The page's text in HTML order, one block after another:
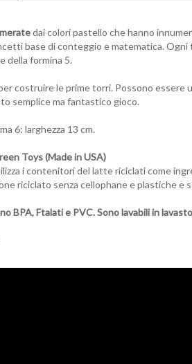
dai colori pastello che hanno
base di conteggio e matematica. Ogni
della formina 5.
costruire le prime torri. Possono essere
semplice ma fantastico gioco.
6: larghezza 13 cm.
Toys (Made in USA)
i contenitori del latte riciclati come
riciclato senza cellophane e plastiche e
BPA, Ftalati e PVC. Sono lavabili in